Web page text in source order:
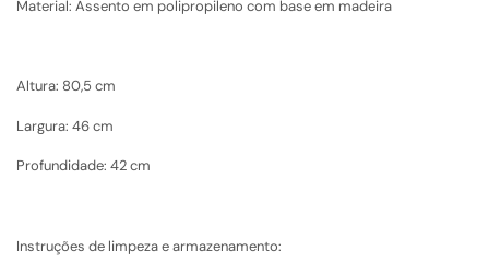
Material: Assento em polipropileno com base em madeira
Altura: 80,5 cm
Largura: 46 cm
Profundidade: 42 cm
Instruções de limpeza e armazenamento: